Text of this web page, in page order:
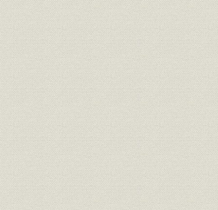
12.電気供給事業
13.ひらかた大菊人形の歴史
14.ひらかたパークの歴史
15.京阪グラウンド
16.成田山大阪別院の誘致
17.京阪京橋駅ビル
18.天満橋と京阪ビルディング、OMMビル
19.乗車券ギャラリー
20.京阪電鉄のイメージキャラクターたち
21.路線案内図